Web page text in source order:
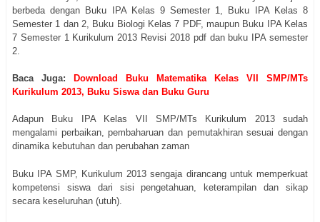
berbeda dengan Buku IPA Kelas 9 Semester 1, Buku IPA Kelas 8
Semester 1 dan 2, Buku Biologi Kelas 7 PDF, maupun Buku IPA Kelas
7 Semester 1 Kurikulum 2013 Revisi 2018 pdf dan buku IPA semester
2.
Baca Juga:
Download Buku Matematika Kelas VII SMP/MTs
Kurikulum 2013, Buku Siswa dan Buku Guru
Adapun Buku IPA Kelas VII SMP/MTs Kurikulum 2013 sudah
mengalami perbaikan, pembaharuan dan pemutakhiran sesuai dengan
dinamika kebutuhan dan perubahan zaman
Buku IPA SMP, Kurikulum 2013 sengaja dirancang untuk memperkuat
kompetensi siswa dari sisi pengetahuan, keterampilan dan sikap
secara keseluruhan (utuh).